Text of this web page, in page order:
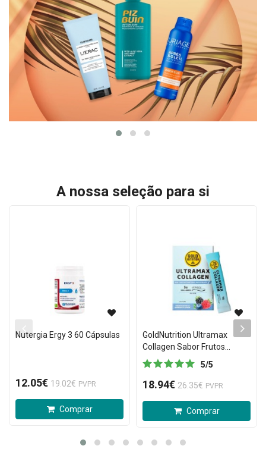
A nossa seleção para si
Nutergia Ergy 3 60 Cápsulas
12.05€ 19.02€ PVPR
Comprar
GoldNutrition Ultramax
Collagen Sabor Frutos
Vermelhos 30 sticks
5/5
18.94€ 26.35€ PVPR
Comprar